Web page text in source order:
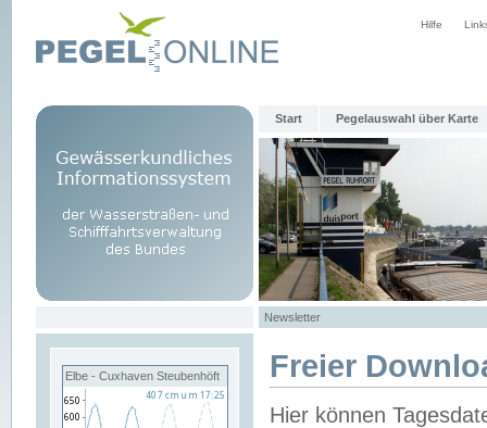
Hilfe
Start Pegelauswahl über Karte
Newsletter
Elbe - Cuxhaven Steubenhöft Freier
Hier können